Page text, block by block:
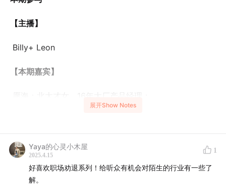
【主播】
Billy+ Leon
【本期嘉宾】
愿海：北大才女，16年大厂产品经理；
作为职业劝退系列的第二期，我们为各位找到两位浸淫产
品经理这个行业多年的从业者。在交谈过程中两位才女都
谈到初入职场时的踌躇满志和对于产品经理改变世界的相
展开Show Notes
Yaya的心灵小木屋
2025.4.15
1
好喜欢职场劝退系列！给听众有机会对陌生的行业有一些了
解。